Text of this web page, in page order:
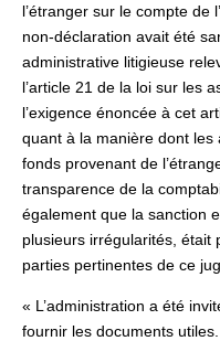
l’étranger sur le compte de
non-déclaration avait été
administrative litigieuse
l’article 21 de la loi sur les
l’exigence énoncée à cet
quant à la manière dont les
fonds provenant de
transparence de la
également que la sanction
plusieurs irrégularités, était
parties pertinentes de ce
« L’administration a été
fournir les documents